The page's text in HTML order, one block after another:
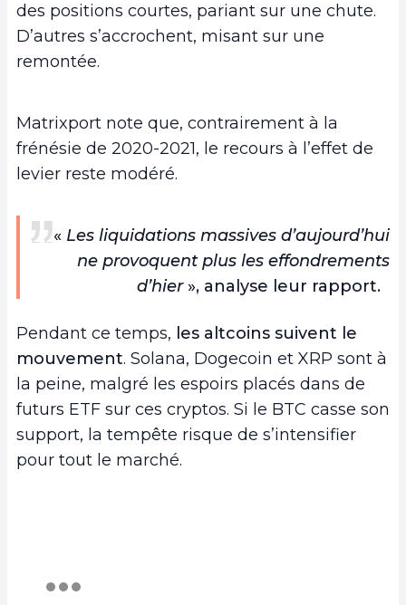
des positions courtes, pariant sur une chute.
D’autres s’accrochent, misant sur une
remontée.
Matrixport note que, contrairement à la
frénésie de 2020-2021, le recours à l’effet de
levier reste modéré.
« Les liquidations massives d’aujourd’hui
ne provoquent plus les effondrements
d’hier», analyse leur rapport.
Pendant ce temps, les altcoins suivent le
mouvement. Solana, Dogecoin et XRP sont à
la peine, malgré les espoirs placés dans de
futurs ETF sur ces cryptos. Si le BTC casse son
support, la tempête risque de s’intensifier
pour tout le marché.